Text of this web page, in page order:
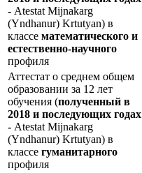
- Atestat Mijnakarg
(Yndhanur) Krtutyan) в
классе математического и
естественно-научного
профиля
Аттестат о среднем общем
образовании за 12 лет
обучения (полученный в
2018 и последующих годах
- Atestat Mijnakarg
(Yndhanur) Krtutyan) в
классе гуманитарного
профиля